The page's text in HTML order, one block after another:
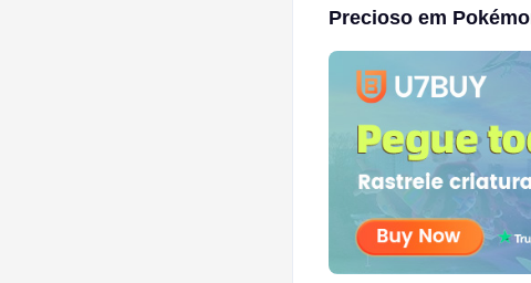
Precioso em